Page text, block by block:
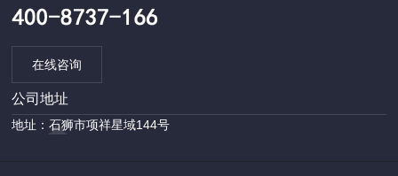
在线咨询
公司地址
地址：石狮市项祥星域144号